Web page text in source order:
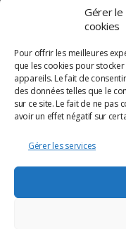
Gérer le
cookies
Pour offrir les meilleures
que les cookies pour
appareils. Le fait de
des données telles que le
sur ce site. Le fait de ne pas
avoir un effet négatif sur
Gérer les services
©